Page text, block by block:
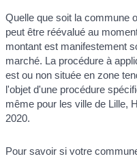
Quelle que soit la commune
peut être réévalué au
montant est manifestement
marché. La procédure à
est ou non située en zone
l'objet d'une procédure
même pour les ville de Lille,
2020.
Pour savoir si votre